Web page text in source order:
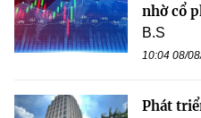
nhờ cổ
B.S
10:04 08/
Phát